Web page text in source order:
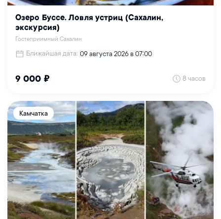
Озеро Буссе. Ловля устриц (Сахалин,
экскурсия)
Гостеприимный Сахалин
Ближайшая дата: 09 августа 2026 в 07:00
9 000 ₽ 8 часов
Камчатка